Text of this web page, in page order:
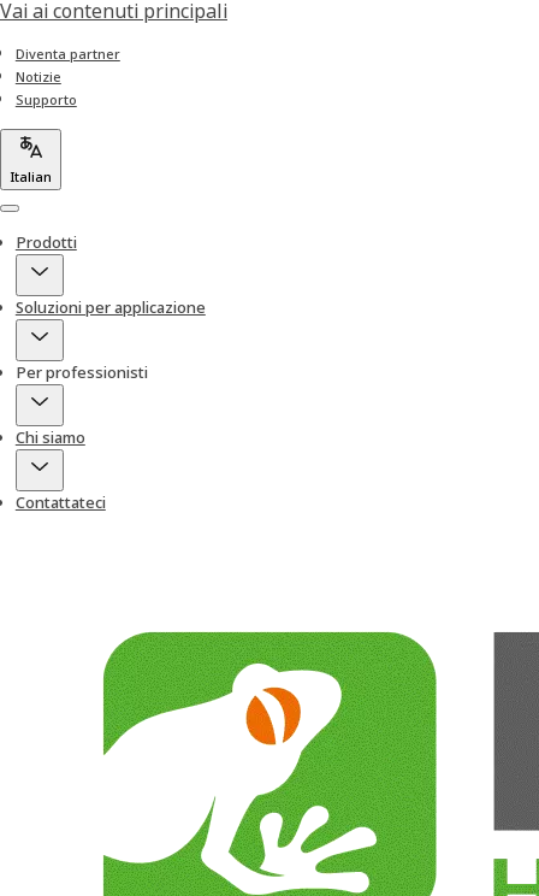
Vai ai contenuti principali
Diventa partner
Notizie
Supporto
Italian
Menu
Prodotti
Soluzioni per applicazione
Per professionisti
Chi siamo
Contattateci